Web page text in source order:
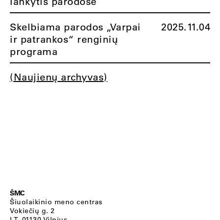
Skelbiama parodos „Varpai
ir patrankos“ renginių
programa
2025.11.04
(Naujienų archyvas)
ŠMC
Šiuolaikinio meno centras
Vokiečių g. 2